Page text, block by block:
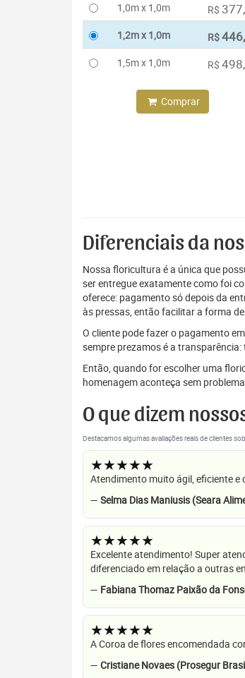
1,0m x 1,0m
R$
1,2m x 1,0m R$
1,5m x 1,0m R$
Comprar
Diferenciais da
Nossa floricultura é a única que
ser entregue exatamente como foi
oferece: pagamento só depois da
às pressas, então facilitar a forma
O cliente pode fazer o pagamento
sempre prezamos é a
Então, quando for escolher uma
homenagem aconteça sem
O que dizem
Destacamos algumas avaliações reais de clientes
★★★★★
Atendimento muito ágil, eficiente
— Selma Dias Maniusis (Seara
★★★★★
Excelente atendimento! Super
diferenciado em relação a outras
— Fabiana Thomaz Paixão da
★★★★★
A Coroa de flores encomendada
— Cristiane Novaes (Prosegur